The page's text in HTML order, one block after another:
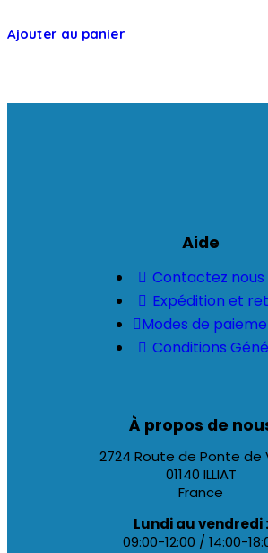
Ajouter au panier
Aide
Contactez nous
Expédition et
Modes de
Conditions
À propos de
2724 Route de Ponte de
01140 ILLIAT
France
Lundi au vendredi :
09:00-12:00 / 14:00-